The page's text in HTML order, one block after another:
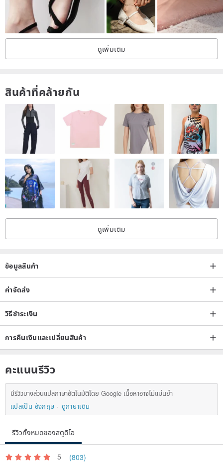
Use and maintenance method 1. Please put it in a zipper bag when
not wearing it
2. When silver jewelry becomes black due to oxidation, it can be
wiped directly with Silver cloth
3. Do not touch the hot springs. It will cause the silver jewelry to
turn black
4. Wear it every day. Silver jewelry will become brighter and
About the designer and the brand The feelings convey excitement
and beauty. Every work has its own characteristics and personality.
Take the goods you like home as soon as possible~~
Origin/manufacturing method
ดูเพิ่มเติม
สินค้าที่คล้ายกัน
ดูเพิ่มเติม
ข้อมูลสินค้า
ค่าจัดส่ง
วิธีชำระเงิน
การคืนเงินและเปลี่ยนสินค้า
คะแนนรีวิว
มีรีวิวบางส่วนแปลภาษาอัตโนมัติโดย Google เนื้อหาอาจไม่แม่นยำ
แปลเป็น อังกฤษ
ดูภาษาเดิม
รีวิวทั้งหมดของสตูดิโอ
5 (803)